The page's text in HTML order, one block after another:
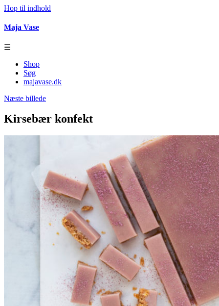
Hop til indhold
Maja Vase
☰
Shop
Søg
majavase.dk
Næste billede
Kirsebær konfekt